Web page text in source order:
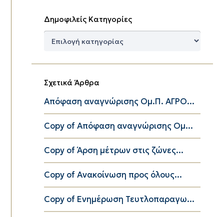
Δημοφιλείς Κατηγορίες
Δημοφιλείς
Σχετικά Άρθρα
Απόφαση αναγνώρισης Ομ.Π. ΑΓΡΟ...
Copy of Aπόφαση αναγνώρισης Ομ...
Copy of Άρση μέτρων στις ζώνες...
Copy of Ανακοίνωση προς όλους...
Copy of Ενημέρωση Τευτλοπαραγω...